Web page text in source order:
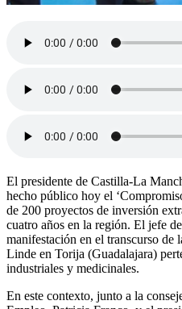
El presidente de Castilla-La
hecho público hoy el
de 200 proyectos de inversión
cuatro años en la región. El jefe
manifestación en el transcurso de
Linde en Torija (Guadalajara)
industriales y medicinales.
En este contexto, junto a la